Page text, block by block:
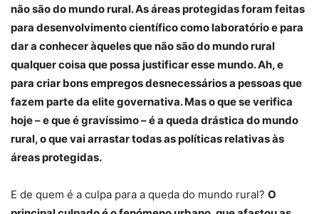
não são do mundo rural. As áreas protegidas foram feitas
para desenvolvimento científico como laboratório e para
dar a conhecer àqueles que não são do mundo rural
qualquer coisa que possa justificar esse mundo. Ah, e
para criar bons empregos desnecessários a pessoas que
fazem parte da elite governativa. Mas o que se verifica
hoje – e que é gravíssimo – é a queda drástica do mundo
rural, o que vai arrastar todas as políticas relativas às
áreas protegidas.
E de quem é a culpa para a queda do mundo rural? O